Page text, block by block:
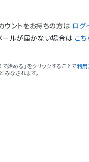
ウントをお持ちの方は ログ
ールが届かない場合は こち
始める」をクリックすることで利用
みなされます。